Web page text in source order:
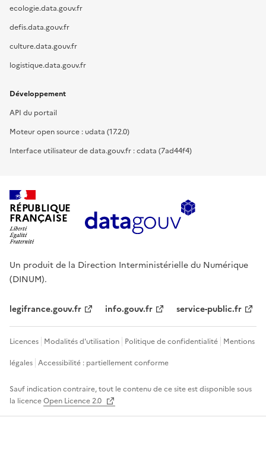
ecologie.data.gouv.fr
defis.data.gouv.fr
culture.data.gouv.fr
logistique.data.gouv.fr
Développement
API du portail
Moteur open source : udata (17.2.0)
Interface utilisateur de data.gouv.fr : cdata (7ad44f4)
RÉPUBLIQUE
FRANÇAISE
Un produit de la Direction Interministérielle du Numérique
(DINUM).
legifrance.gouv.fr info.gouv.fr service-public.fr
Licences Modalités d'utilisation Politique de confidentialité Mentions
légales Accessibilité : partiellement conforme
Sauf indication contraire, tout le contenu de ce site est disponible sous
la licenceOpen Licence 2.0